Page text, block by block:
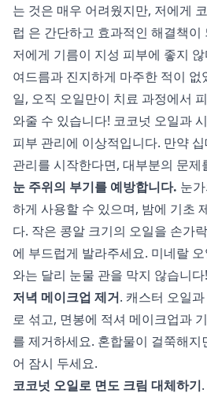
는 것은 매우 어려웠지만, 저에게
럽 은 간단하고 효과적인 해결책이
저에게 기름이 지성 피부에 좋지
여드름과 진지하게 마주한 적이
일, 오직 오일만이 치료 과정에서
와줄 수 있습니다! 코코넛 오일과
피부 관리에 이상적입니다. 만약
관리를 시작한다면, 대부분의 문제
눈 주위의 부기를 예방합니다. 눈
하게 사용할 수 있으며, 밤에 기초
다. 작은 콩알 크기의 오일을 손가
에 부드럽게 발라주세요. 미네랄
와는 달리 눈물 관을 막지 않습니다!
저녁 메이크업 제거. 캐스터 오일
로 섞고, 면봉에 적셔 메이크업과
를 제거하세요. 혼합물이 걸쭉해
어 잠시 두세요.
코코넛 오일로 면도 크림 대체하기